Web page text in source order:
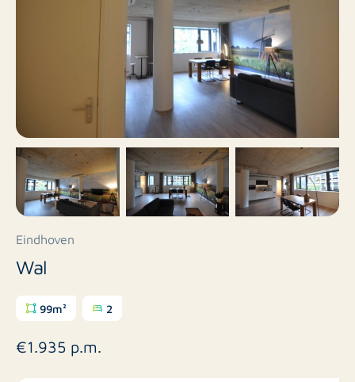
Eindhoven
Wal
99m² 2
€1.935 p.m.